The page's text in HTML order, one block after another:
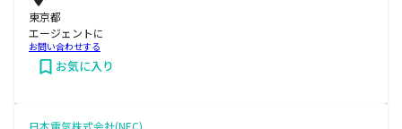
東京都
エージェントに
お問い合わせする
お気に入り
日本電気株式会社(NEC)